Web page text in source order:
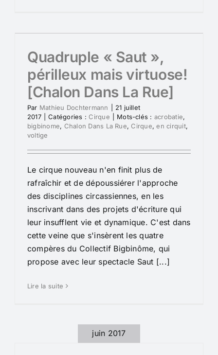
Quadruple « Saut »,
périlleux mais virtuose!
[Chalon Dans La Rue]
Par Mathieu Dochtermann
21 juillet
2017
Catégories : Cirque Mots-clés : acrobatie,
bigbinome, Chalon Dans La Rue, Cirque,en cirquit,
voltige
Le cirque nouveau n'en finit plus de
rafraîchir et de dépoussiérer l'approche
des disciplines circassiennes, en les
inscrivant dans des projets d'écriture qui
leur insufflent vie et dynamique. C'est dans
cette veine que s'insèrent les quatre
compères du Collectif Bigbinôme, qui
propose avec leur spectacle Saut [...]
Lire la suite
juin 2017